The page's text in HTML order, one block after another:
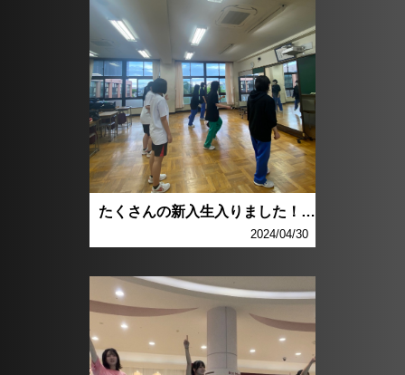
たくさんの新入生入りました！！！！
2024/04/30